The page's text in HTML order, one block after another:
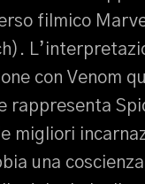
filmico
con Venom
rappresenta
migliori
una